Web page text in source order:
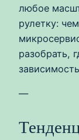
любое
рулетку:
разобрать,
—